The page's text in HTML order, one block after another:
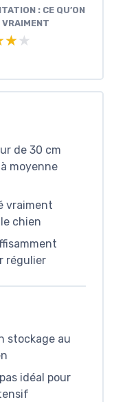
: CE QU’ON
VRAIMENT
de 30 cm
moyenne
vraiment
chien
régulier
stockage au
idéal pour